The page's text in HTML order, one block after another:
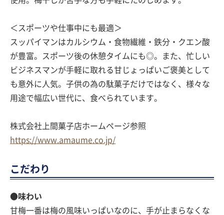
＜スポーツや仕事中にも最適＞
スッパイマンはカルシウム・食物繊維・鉄分・クエン酸
が豊富。スポーツ後の休憩タイムにも◎。また、忙しい
ビジネスマンが手軽に取れる甘じょっぱいご褒美として
も意外に人気。子供の為の駄菓子だけではなく、様々な
用途で幅広い世代に、食べられています。
株式会社上間菓子店ホームページ参照
https://www.amaume.co.jp/
こだわり
●味わい
甘梅一番は梅の風味いっぱいなのに、手が止まらなくな